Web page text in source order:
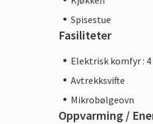
Spisestue
Fasiliteter
Elektrisk komfyr :
Avtrekksvifte
Mikrobølgeovn
Oppvarming /